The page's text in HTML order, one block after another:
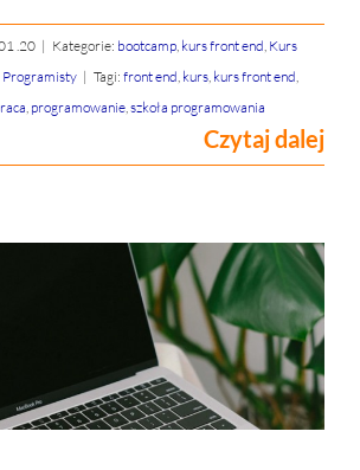
.20 | Kategorie: bootcamp kurs front end Kurs
Programisty | Tagi: front end kurs kurs front end
programowanie szkoła programowania
Czytaj dalej